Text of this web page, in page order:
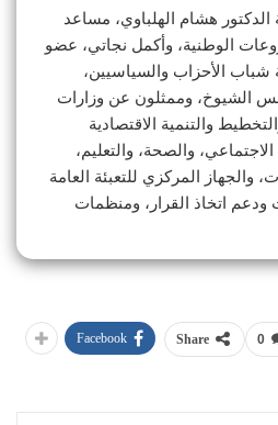
هشام الهلباوي، مساعد
الوطنية، وأكمل نجاتي، عضو
الأحزاب والسياسيين،
الشيوخ، وممثلون عن وزارات
والتنمية الاقتصادية
والصحة، والتعليم،
والجهاز المركزي للتعبئة العامة
ودعم اتخاذ القرار، ومنظمات
0
Share
Facebook